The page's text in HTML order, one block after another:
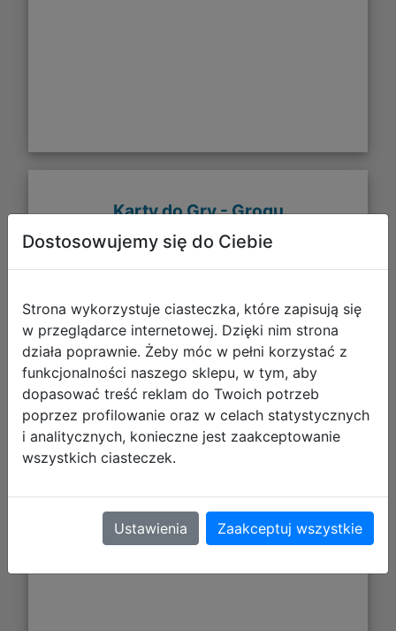
Karty do Gry - Grogu
27,99 zł
DO KOSZYKA
Dostosowujemy się do Ciebie
Strona wykorzystuje ciasteczka, które zapisują się
w przeglądarce internetowej. Dzięki nim strona
działa poprawnie. Żeby móc w pełni korzystać z
funkcjonalności naszego sklepu, w tym, aby
dopasować treść reklam do Twoich potrzeb
poprzez profilowanie oraz w celach statystycznych
i analitycznych, konieczne jest zaakceptowanie
wszystkich ciasteczek.
Ustawienia Zaakceptuj wszystkie